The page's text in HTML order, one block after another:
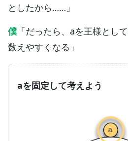
としたから……」
僕 「だったら、aを王様とし
数えやすくなる」
aを固定して考えよう